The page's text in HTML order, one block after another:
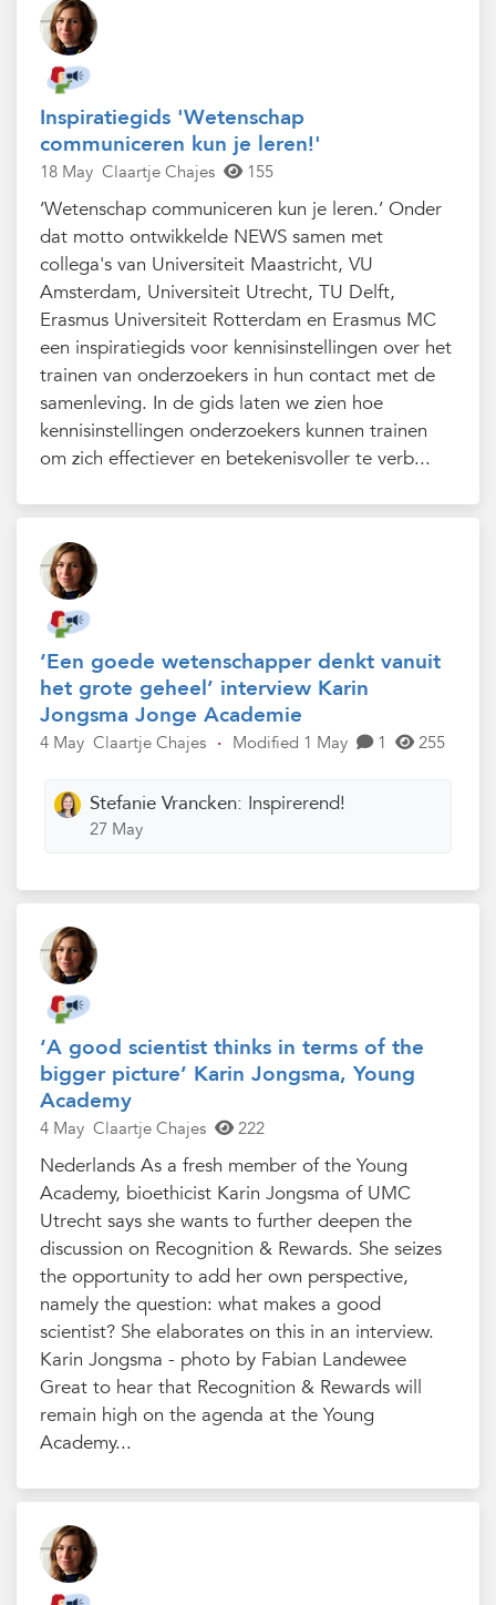
Inspiratiegids 'Wetenschap
communiceren kun je leren!'
18 May Claartje Chajes 155
‘Wetenschap communiceren kun je leren.’ Onder
dat motto ontwikkelde NEWS samen met
collega's van Universiteit Maastricht, VU
Amsterdam, Universiteit Utrecht, TU Delft,
Erasmus Universiteit Rotterdam en Erasmus MC
een inspiratiegids voor kennisinstellingen over het
trainen van onderzoekers in hun contact met de
samenleving. In de gids laten we zien hoe
kennisinstellingen onderzoekers kunnen trainen
om zich effectiever en betekenisvoller te verb...
‘Een goede wetenschapper denkt vanuit
het grote geheel’ interview Karin
Jongsma Jonge Academie
4 May Claartje Chajes · Modified 1 May 1 255
Stefanie Vrancken: Inspirerend!
27 May
‘A good scientist thinks in terms of the
bigger picture’ Karin Jongsma, Young
Academy
4 May Claartje Chajes 222
Nederlands As a fresh member of the Young
Academy, bioethicist Karin Jongsma of UMC
Utrecht says she wants to further deepen the
discussion on Recognition & Rewards. She seizes
the opportunity to add her own perspective,
namely the question: what makes a good
scientist? She elaborates on this in an interview.
Karin Jongsma - photo by Fabian Landewee
Great to hear that Recognition & Rewards will
remain high on the agenda at the Young
Academy...